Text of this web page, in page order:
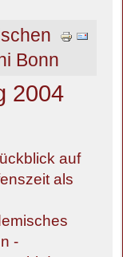
Bonn
2004
auf
als
-